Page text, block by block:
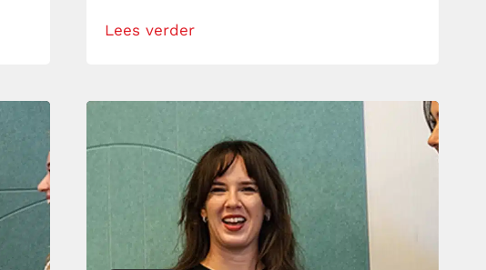
op je fysieke gezondheid. Gelukkig zijn
keren. En ik beloof je dat ze
allesbehalve […]
Lees verder